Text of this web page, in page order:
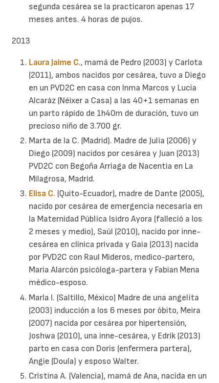
segunda cesárea se la practicaron apenas 17
meses antes. 4 horas de pujos.
2013
Laura Jaime C., mamá de Pedro (2003) y Carlota
(2011), ambos nacidos por cesárea, tuvo a Diego
en un PVD2C en casa con Inma Marcos y Lucía
Alcaráz (Néixer a Casa) a las 40+1 semanas en
un parto rápido de 1h40m de duración, tuvo un
precioso niño de 3.700 gr.
Marta de la C. (Madrid). Madre de Julia (2006) y
Diego (2009) nacidos por cesárea y Juan (2013)
PVD2C con Begoña Arriaga de Nacentia en La
Milagrosa, Madrid.
Elisa C. (Quito-Ecuador), madre de Dante (2005),
nacido por cesárea de emergencia necesaria en
la Maternidad Pública Isidro Ayora (falleció a los
2 meses y medio), Saúl (2010), nacido por inne-
cesárea en clínica privada y Gaia (2013) nacida
por PVD2C con Raul Mideros, medico-partero,
Maria Alarcón psicóloga-partera y Fabian Mena
médico-esposo.
Marla I. (Saltillo, México) Madre de una angelita
(2003) inducción a los 6 meses por óbito, Meira
(2007) nacida por cesárea por hipertensión,
Joshwa (2010), una inne-cesárea, y Edrik (2013)
parto en casa con Doris (enfermera partera),
Angie (Doula) y esposo Walter.
Cristina A. (Valencia), mamá de Ana, nacida en un